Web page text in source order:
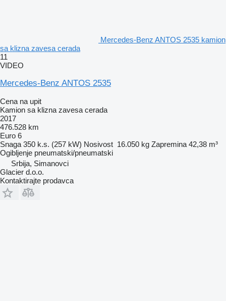
Mercedes-Benz ANTOS 2535 kamion
sa klizna zavesa cerada
11
VIDEO
Mercedes-Benz ANTOS 2535
Cena na upit
Kamion sa klizna zavesa cerada
2017
476.528 km
Euro 6
Snaga 350 k.s. (257 kW) Nosivost 16.050 kg Zapremina 42,38 m³
Ogibljenje pneumatski/pneumatski
Srbija, Simanovci
Glacier d.o.o.
Kontaktirajte prodavca